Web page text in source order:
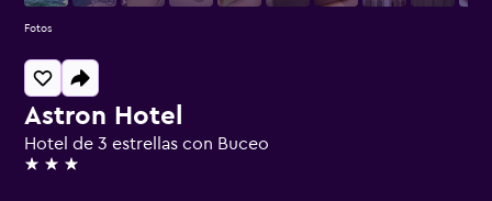
Astron Hotel
Hotel de 3 estrellas con Buceo
3 estrellas
Fotos